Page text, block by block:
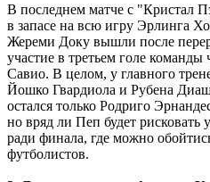
В последнем матче с "Кристал
в запасе на всю игру Эрлинга
Жереми Доку вышли после
участие в третьем голе команды
Савио. В целом, у главного
Йошко Гвардиола и Рубена
остался только Родриго
но вряд ли Пеп будет
ради финала, где можно
футболистов.